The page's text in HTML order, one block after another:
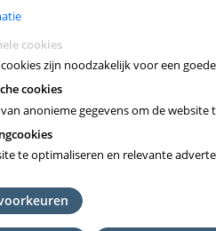
cookies
zijn noodzakelijk voor een
cookies
anonieme gegevens om de website
te optimaliseren en relevante